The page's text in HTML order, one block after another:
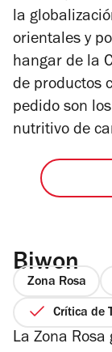
la
orientales y
hangar de la
de productos
pedido son
nutritivo de
Biwon
Zona Rosa
Crítica de
La Zona